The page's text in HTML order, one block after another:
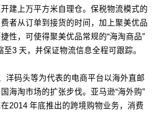
建上万平方米自理仓。保税物流模式的
者从订单到接货的时间，加上聚美优品
性，可使得聚美优品常规的“海淘商品”
至3 天，并保证物流信息全程可跟踪。
洋码头等为代表的电商平台以海外直邮
海淘市场的扩张步伐。亚马逊“海外购”
2014 年底推出的跨境购物业务，消费